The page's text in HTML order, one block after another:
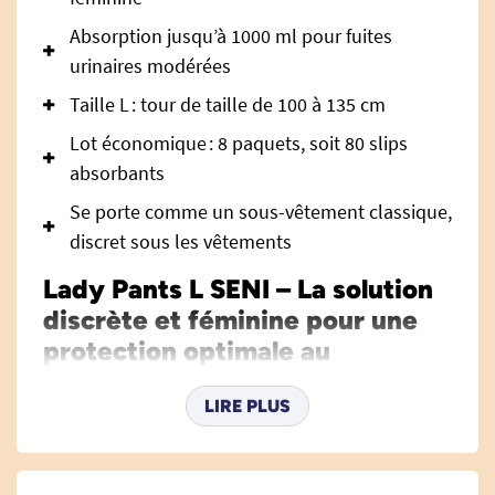
Absorption jusqu’à 1000 ml pour fuites
urinaires modérées
Taille L : tour de taille de 100 à 135 cm
Lot économique : 8 paquets, soit 80 slips
absorbants
Se porte comme un sous-vêtement classique,
discret sous les vêtements
Lady Pants L SENI – La solution
discrète et féminine pour une
protection optimale au
slip absorbant Lady Pants L SENI
pour répondre aux besoins spécifiques des
LIRE PLUS